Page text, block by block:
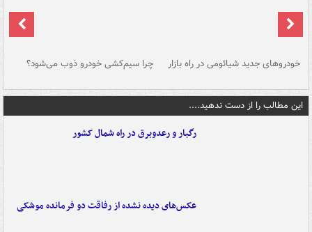
خودروهای جدید شیائومی در راه بازار چرا سیم‌کشی خودرو ذوب می‌شود؟
این مطالب را از دست ندهید....
رگبار و رعدوبرق در راه شمال کشور
عکس‌های دیده نشده از رفاقت دو فرمانده‌ موشکی